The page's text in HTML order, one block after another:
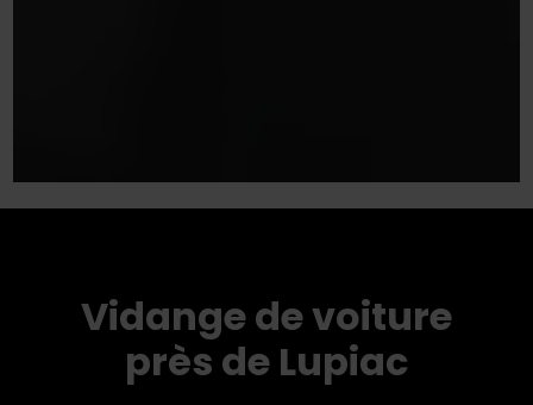
Vidange de voiture
près de Lupiac